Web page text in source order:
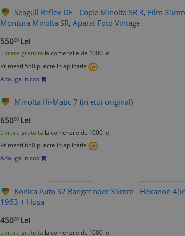
Seagull Reflex DF - Copie Minolta SR-3, Film
Montura Minolta SR, Aparat Foto Vintage
55000 Lei
Livrare gratuita la comenzile de 1000 lei
Primesti 550 puncte in aplicatie
Adauga in cos
Minolta Hi-Matic 7 (in etui original)
65000 Lei
Livrare gratuita la comenzile de 1000 lei
Primesti 650 puncte in aplicatie
Adauga in cos
Konica Auto S2 Rangefinder 35mm - Hexanon
1963 + Husa
45000 Lei
Livrare gratuita la comenzile de 1000 lei